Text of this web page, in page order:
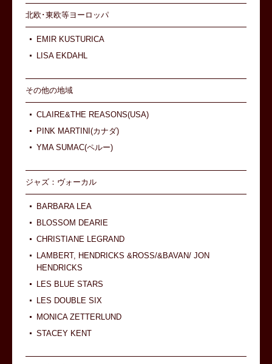
北欧･東欧等ヨーロッパ
EMIR KUSTURICA
LISA EKDAHL
その他の地域
CLAIRE&THE REASONS(USA)
PINK MARTINI(カナダ)
YMA SUMAC(ペルー)
ジャズ：ヴォーカル
BARBARA LEA
BLOSSOM DEARIE
CHRISTIANE LEGRAND
LAMBERT, HENDRICKS &ROSS/&BAVAN/ JON
HENDRICKS
LES BLUE STARS
LES DOUBLE SIX
MONICA ZETTERLUND
STACEY KENT